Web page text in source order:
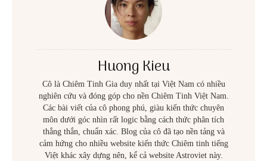
Huong Kieu
Cô là Chiêm Tinh Gia duy nhất tại Việt Nam có nhiều
nghiên cứu và đóng góp cho nền Chiêm Tinh Việt Nam.
Các bài viết của cô phong phú, giàu kiến thức chuyên
môn dưới góc nhìn rất logic bằng cách thức phân tích
thẳng thắn, chuẩn xác. Blog của cô đã tạo nền tảng và
cảm hứng cho nhiều website kiến thức Chiêm tinh tiếng
Việt khác xây dựng nên, kể cả website Astroviet này.